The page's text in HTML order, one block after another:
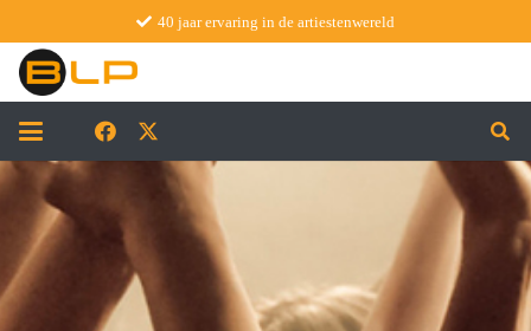
40 jaar ervaring in de artiestenwereld